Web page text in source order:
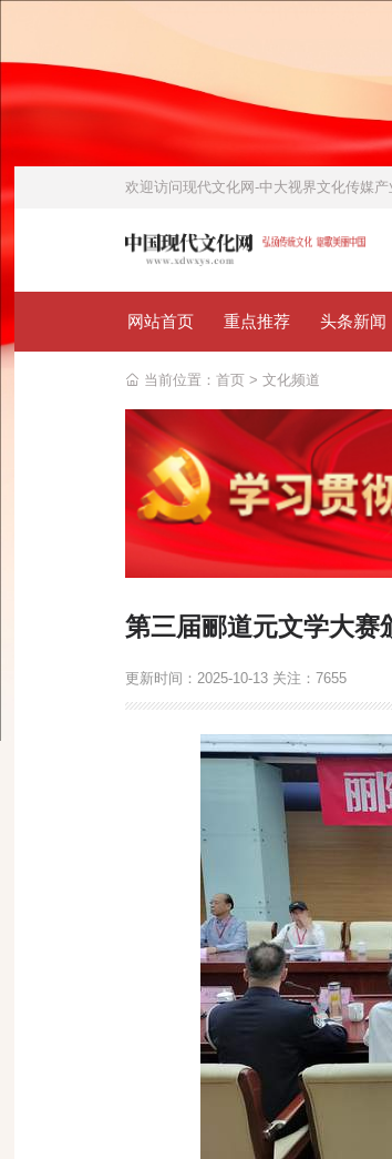
欢迎访问现代文化网-中大视界文化传媒
网站首页 重点推荐 头条新闻
当前位置： 首页> 文化频道
第三届郦道元文学大赛
更新时间：2025-10-13 关注：7655